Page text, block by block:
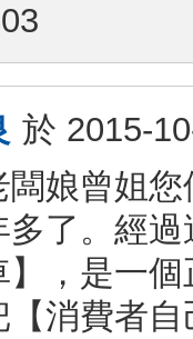
於 2015-
闆娘曾姐
多了。經
】，是一
【消費者